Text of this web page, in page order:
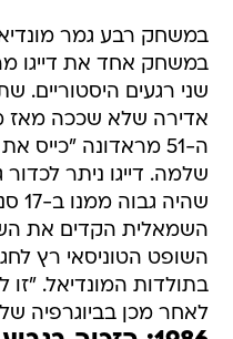
במשחק אחד את דייגו
שני רגעים היסטוריים.
אדירה שלא שככה מאז
ה-51 מראדונה "כייס
שלמה. דייגו ניתר
השמאלית הקדים את
השופט הטוניסאי רץ
בתולדות המונדיאל. "זו
לאחר מכן בביוגרפיה